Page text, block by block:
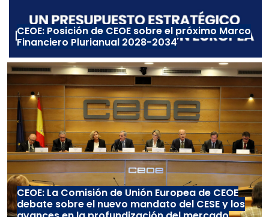
CEOE: Posición de CEOE sobre el próximo Marco
Financiero Plurianual 2028-2034
CEOE: La Comisión de Unión Europea de CEOE
debate sobre el nuevo mandato del CESE y los